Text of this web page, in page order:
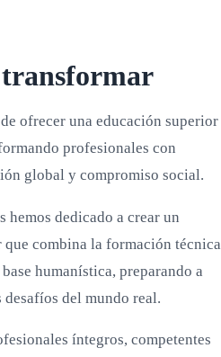
ofrecer una educación superior
profesionales con
global y compromiso social.
hemos dedicado a crear un
combina la formación técnica
humanística, preparando a
desafíos del mundo real.
íntegros, competentes